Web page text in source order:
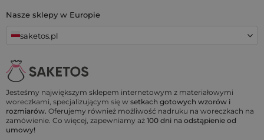
Jesteśmy największym sklepem internetowym z materiałowymi
woreczkami, specjalizującym się w setkach gotowych wzorów i
rozmiarów. Oferujemy również możliwość nadruku na woreczkach na
zamówienie. Co więcej, zapewniamy aż 100 dni na odstąpienie od
umowy!
Nasze sklepy w Europie
saketos.pl